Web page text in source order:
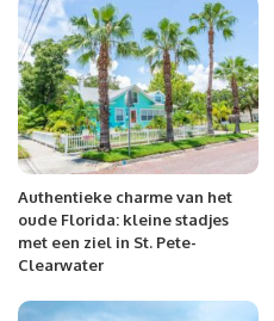
Authentieke charme van het
oude Florida: kleine stadjes
met een ziel in St. Pete-
Clearwater